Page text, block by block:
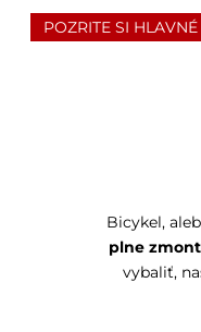
POZRITE SI
Bicykel,
plne
vybaliť,